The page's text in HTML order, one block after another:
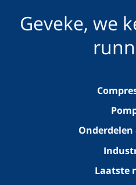
Geveke, we
Onderdelen
Laatste